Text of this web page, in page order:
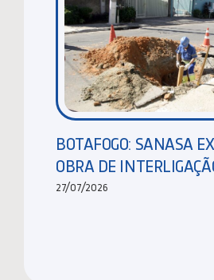
BOTAFOGO: SANASA
OBRA DE
27/07/2026